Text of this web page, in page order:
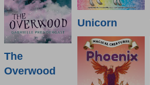
The
Overwood
Unicorn